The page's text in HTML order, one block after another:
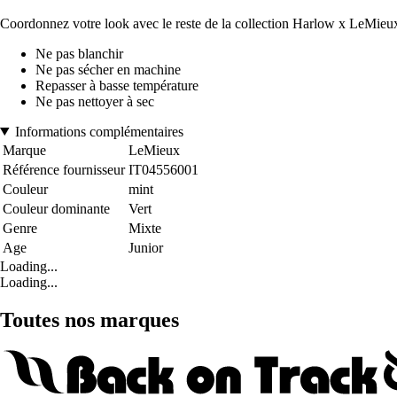
Coordonnez votre look avec le reste de la collection Harlow x
Ne pas blanchir
Ne pas sécher en machine
Repasser à basse température
Ne pas nettoyer à sec
Informations complémentaires
Marque
LeMieux
Référence fournisseur IT04556001
Couleur
mint
Couleur dominante
Vert
Genre
Mixte
Age
Junior
Loading...
Loading...
Toutes nos marques